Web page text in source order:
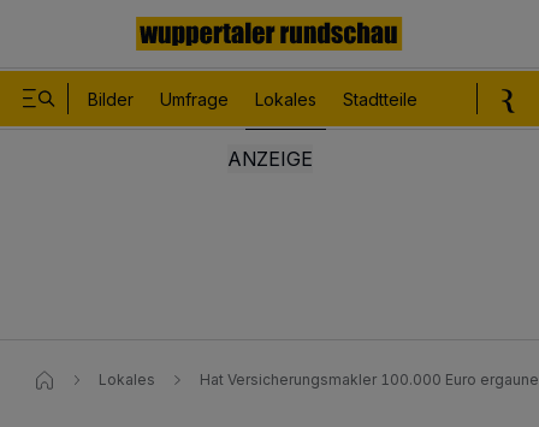
Bilder Umfrage Lokales Stadtteile
Lokales Hat Versicherungsmakler 100.000 Euro